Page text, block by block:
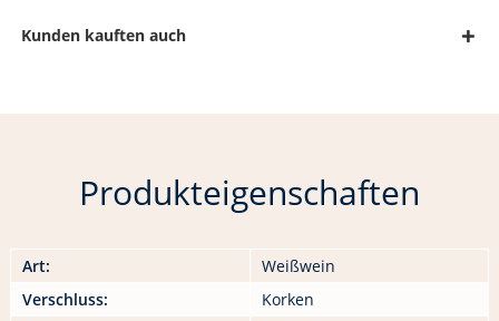
Kunden kauften auch
Produkteigenschaften
Art:
Weißwein
Verschluss:
Korken